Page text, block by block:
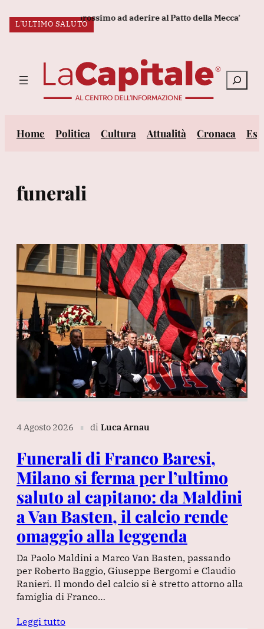
ULTIM’ORA:
essere il prossimo ad aderire al Patto della Mecca'
Cerca
Home Politica Cultura Attualità Cronaca
funerali
IL FUNERALE
4 Agosto 2026 ∎ di Luca Arnau
Funerali di Franco Baresi,
Milano si ferma per l’ultimo
saluto al capitano: da Maldini
a Van Basten, il calcio rende
omaggio alla leggenda
Da Paolo Maldini a Marco Van Basten, passando
per Roberto Baggio, Giuseppe Bergomi e Claudio
Ranieri. Il mondo del calcio si è stretto attorno alla
famiglia di Franco…
Leggi tutto
IL GESTO
L’ULTIMO SALUTO